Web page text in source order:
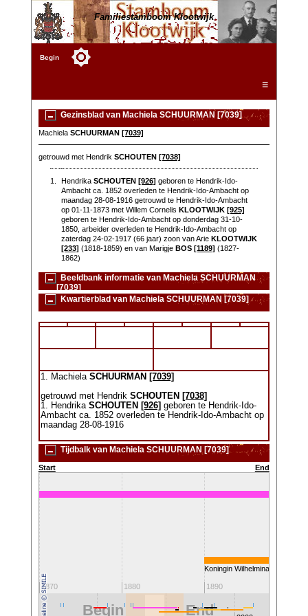
Familiestamboom Klootwijk
Begin
☰
Gezinsblad van Machiela SCHUURMAN [7039]
Machiela SCHUURMAN [7039]
getrouwd met Hendrik SCHOUTEN [7038]
1. HendrikaSCHOUTEN [926] geboren te Hendrik-Ido-
Ambacht ca. 1852 overleden te Hendrik-Ido-Ambacht op
maandag 28-08-1916 getrouwd te Hendrik-Ido-Ambacht
op 01-11-1873 met Willem CornelisKLOOTWIJK [925]
geboren te Hendrik-Ido-Ambacht op donderdag 31-10-
1850, arbeider overleden te Hendrik-Ido-Ambacht op
zaterdag 24-02-1917 (66 jaar) zoon van ArieKLOOTWIJK
[233] (1818-1859) en van MarigjeBOS [1189] (1827-
1862)
Beeldbank informatie van Machiela SCHUURMAN
[7039]
Kwartierblad van Machiela SCHUURMAN [7039]
1. Machiela SCHUURMAN [7039]
getrouwd met Hendrik SCHOUTEN [7038]
1. Hendrika SCHOUTEN [926] geboren te Hendrik-Ido-
Ambacht ca. 1852 overleden te Hendrik-Ido-Ambacht op
maandag 28-08-1916
Tijdbalk van Machiela SCHUURMAN [7039]
Start End
1870 1880 1890
Koningin Wilhelmina
Begin End